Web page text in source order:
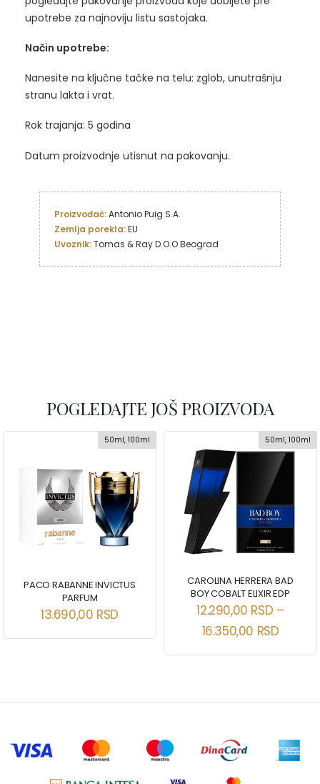
upotrebe za najnoviju listu sastojaka.
Način upotrebe:
Nanesite na ključne tačke na telu: zglob, unutrašnju
stranu lakta i vrat.
Rok trajanja: 5 godina
Datum proizvodnje utisnut na pakovanju.
Proizvođač:
Zemlja porekla:
Uvoznik: Tomas & Ray D.O.O Beograd
POGLEDAJTE JOŠ PROIZVODA
50ml, 100ml
PACO RABANNE INVICTUS
PARFUM
13.690,00 RSD
50ml, 100ml
CAROLINA HERRERA BAD
BOY COBALT ELIXIR EDP
12.290,00 RSD –
16.350,00 RSD